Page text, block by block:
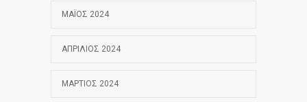
ΜΆΙΟΣ 2024
ΑΠΡΊΛΙΟΣ 2024
ΜΆΡΤΙΟΣ 2024